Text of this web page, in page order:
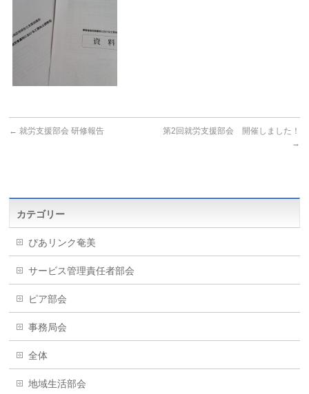
← 就労支援部会 研修報告
第2回就労支援部会 開催しました！
→
カテゴリー
ぴあリンク奄美
サービス管理責任者部会
ピア部会
事務局会
全体
地域生活部会